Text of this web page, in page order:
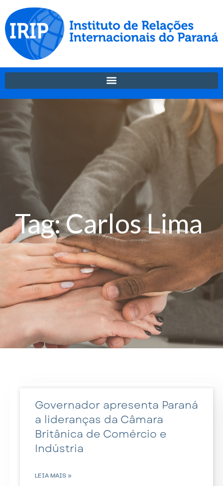
Tag: Carlos Lima
Governador apresenta Paraná
a lideranças da Câmara
Britânica de Comércio e
Indústria
LEIA MAIS »